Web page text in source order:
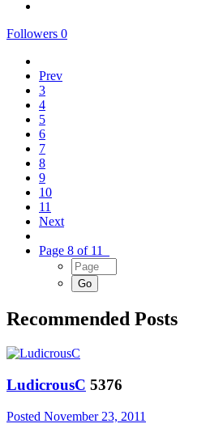
Followers 0
Prev
3
4
5
6
7
8
9
10
11
Next
Page 8 of 11
Recommended Posts
LudicrousC 5376
Posted November 23, 2011